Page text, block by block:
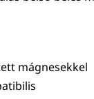
mágnesekkel